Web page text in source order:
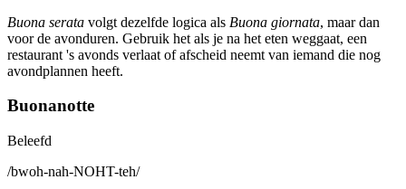
Buona serata volgt dezelfde logica als Buona giornata, maar dan
voor de avonduren. Gebruik het als je na het eten weggaat, een
restaurant 's avonds verlaat of afscheid neemt van iemand die nog
avondplannen heeft.
Buonanotte
Beleefd
/bwoh-nah-NOHT-teh/